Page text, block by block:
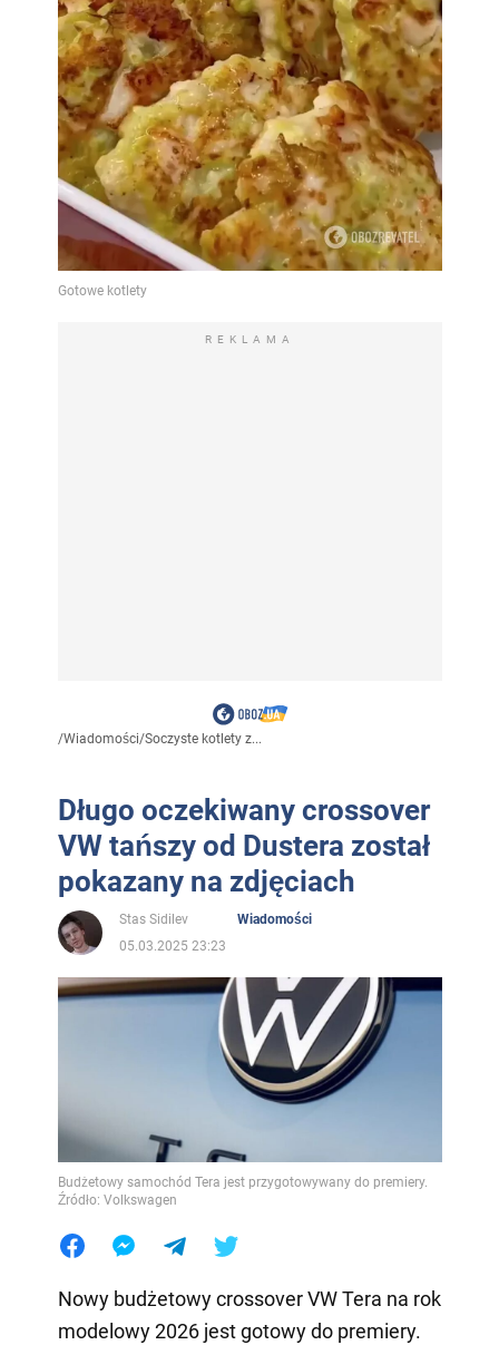
REKLAMA
/Wiadomości/Soczyste kotlety z...
Długo oczekiwany crossover
VW tańszy od Dustera został
pokazany na zdjęciach
Stas Sidilev
Wiadomości
05.03.2025 23:23
Budżetowy samochód Tera jest przygotowywany do premiery.
Źródło: Volkswagen
Nowy budżetowy crossover VW Tera na rok
modelowy 2026 jest gotowy do premiery.